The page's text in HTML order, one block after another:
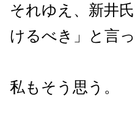
それゆえ、新井
けるべき」と言っ
私もそう思う。